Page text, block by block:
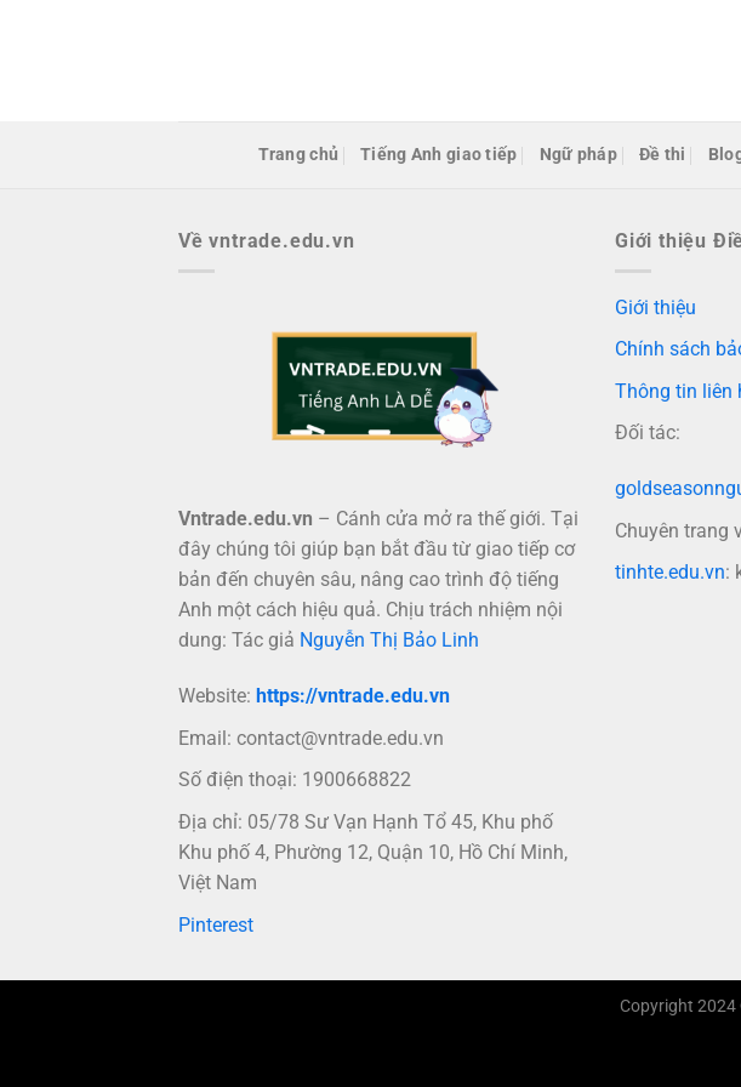
Trang chủ Tiếng Anh giao tiếp Ngữ pháp Đề thi
Về vntrade.edu.vn
Vntrade.edu.vn – Cánh cửa mở ra thế giới. Tại
đây chúng tôi giúp bạn bắt đầu từ giao tiếp cơ
bản đến chuyên sâu, nâng cao trình độ tiếng
Anh một cách hiệu quả. Chịu trách nhiệm nội
dung: Tác giả Nguyễn Thị Bảo Linh
Website: https://vntrade.edu.vn
Email: contact@vntrade.edu.vn
Số điện thoại: 1900668822
Địa chỉ: 05/78 Sư Vạn Hạnh Tổ 45, Khu phố
Khu phố 4, Phường 12, Quận 10, Hồ Chí Minh,
Việt Nam
Pinterest
Giới thiệu
Giới thiệu
Chính sách
Thông tin liên
Đối tác:
Chuyên trang
tinhte.edu.vn:
Copyright